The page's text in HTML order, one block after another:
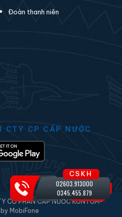
Đoàn thanh niên
CTY CP CẤP NƯỚC
PHẦN CẤP NƯỚC KONTUM-
MobiFone
CSKH
02603.913000
0345.455.879